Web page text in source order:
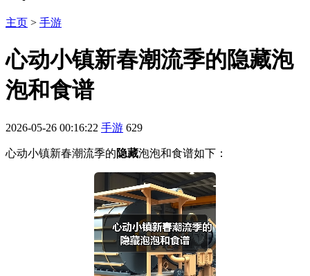
主页 > 手游
心动小镇新春潮流季的隐藏泡
泡和食谱
2026-05-26 00:16:22 手游 629
心动小镇新春潮流季的隐藏泡泡和食谱如下：